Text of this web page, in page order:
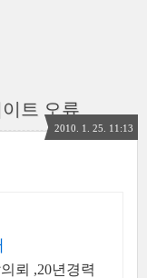
트 오류
2010. 1. 25. 11:13
뢰 ,20년경력